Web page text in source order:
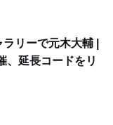
リーで元木大輔 |
、延長コードをリ